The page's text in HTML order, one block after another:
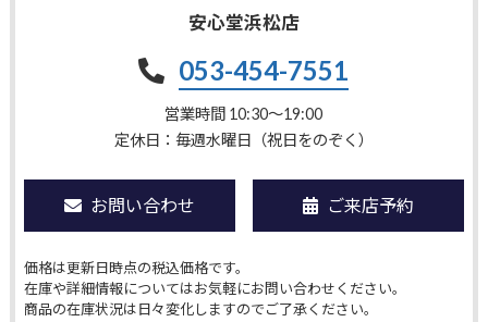
安心堂浜松店
053-454-7551
営業時間 10:30〜19:00
定休日：毎週水曜日（祝日をのぞく）
お問い合わせ ご来店予約
価格は更新日時点の税込価格です。
在庫や詳細情報についてはお気軽にお問い合わせください。
商品の在庫状況は日々変化しますのでご了承ください。